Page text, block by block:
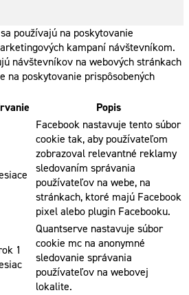
používajú na poskytovanie
kampaní návštevníkom.
návštevníkov na webových stránkach
na poskytovanie prispôsobených
Popis
Facebook nastavuje tento súbor
cookie tak, aby používateľom
zobrazoval relevantné reklamy
sledovaním správania
používateľov na webe, na
stránkach, ktoré majú Facebook
pixel alebo plugin Facebooku.
1
Quantserve nastavuje súbor
cookie mc na anonymné
sledovanie správania
používateľov na webovej
lokalite.